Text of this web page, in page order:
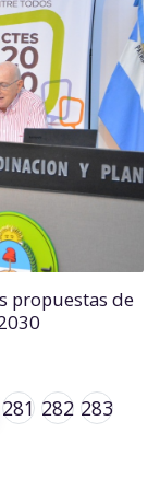
propuestas de
281 282 283